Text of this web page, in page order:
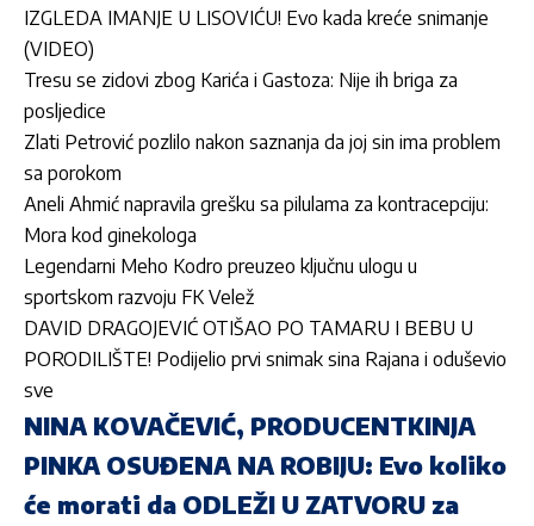
IZGLEDA IMANJE U LISOVIĆU! Evo kada kreće snimanje
(VIDEO)
Tresu se zidovi zbog Karića i Gastoza: Nije ih briga za
posljedice
Zlati Petrović pozlilo nakon saznanja da joj sin ima problem
sa porokom
Aneli Ahmić napravila grešku sa pilulama za kontracepciju:
Mora kod ginekologa
Legendarni Meho Kodro preuzeo ključnu ulogu u
sportskom razvoju FK Velež
DAVID DRAGOJEVIĆ OTIŠAO PO TAMARU I BEBU U
PORODILIŠTE! Podijelio prvi snimak sina Rajana i oduševio
sve
NINA KOVAČEVIĆ, PRODUCENTKINJA
PINKA OSUĐENA NA ROBIJU: Evo koliko
će morati da ODLEŽI U ZATVORU za